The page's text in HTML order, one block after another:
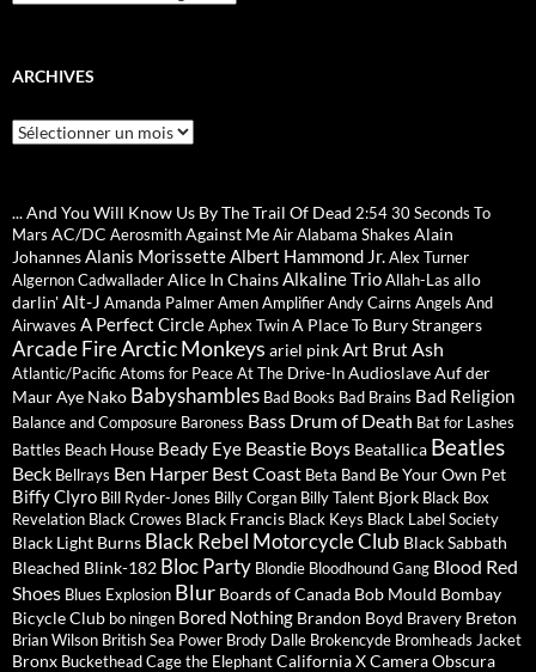
ARCHIVES
Archives
... And You Will Know Us By The Trail Of Dead 2:5430 Seconds To
Mars AC/DC AerosmithAgainst MeAirAlabama Shakes Alain
JohannesAlanis MorissetteAlbert Hammond Jr.Alex Turner
Algernon CadwalladerAlice In ChainsAlkaline TrioAllah-Las allo
darlin'Alt-J Amanda PalmerAmenAmplifierAndy Cairns Angels And
Airwaves A Perfect CircleAphex TwinA Place To Bury Strangers
Arcade FireArctic Monkeys ariel pinkArt Brut Ash
Atlantic/PacificAtoms for PeaceAt The Drive-InAudioslaveAuf der
MaurAye Nako Babyshambles Bad Books Bad Brains Bad Religion
Balance and Composure Baroness Bass Drum of Death Bat for Lashes
Battles Beach House Beady Eye Beastie Boys Beatallica Beatles
Beck Bellrays Ben Harper Best Coast Beta Band Be Your Own Pet
Biffy Clyro Bill Ryder-Jones Billy Corgan Billy Talent Bjork Black Box
Revelation Black Crowes Black Francis Black Keys Black Label Society
Black Light Burns Black Rebel Motorcycle Club Black Sabbath
Bleached Blink-182 Bloc Party Blondie Bloodhound Gang Blood Red
Shoes Blues Explosion Blur Boards of Canada Bob Mould Bombay
Bicycle Club bo ningen Bored Nothing Brandon Boyd Bravery Breton
Brian Wilson British Sea Power Brody Dalle Brokencyde Bromheads Jacket
Bronx BucketheadCage the ElephantCalifornia XCamera Obscura